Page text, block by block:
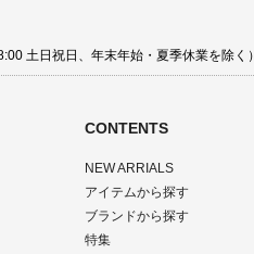
土日祝日、年末年始・夏季休業を除く）
CONTENTS
NEW ARRIALS
アイテムから探す
ブランドから探す
特集